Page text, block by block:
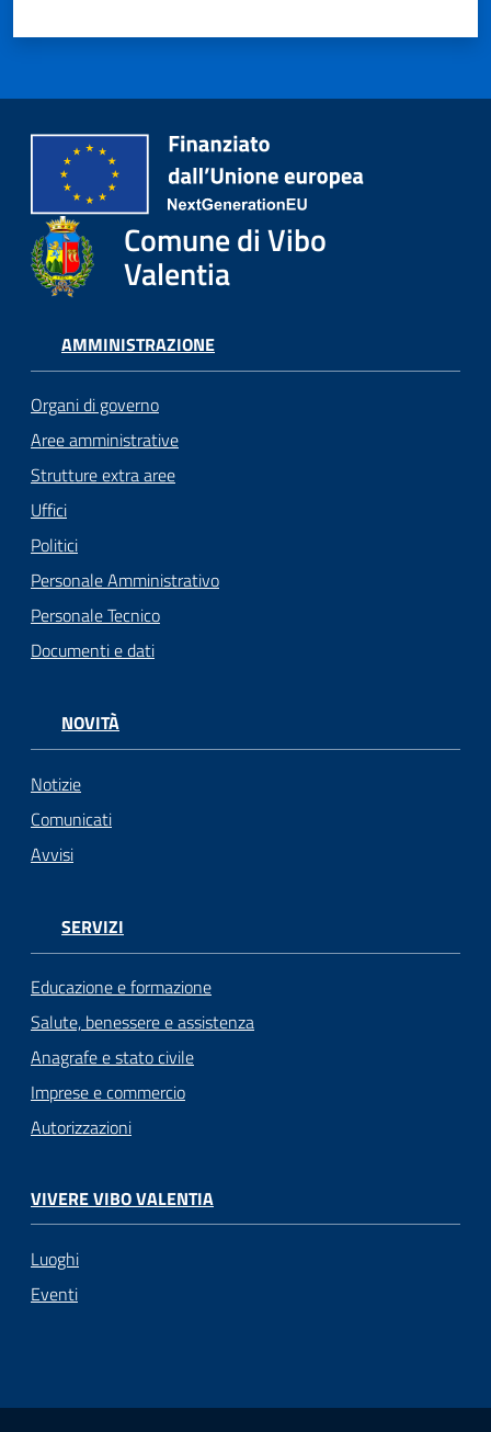
Comune di Vibo
Valentia
AMMINISTRAZIONE
Organi di governo
Aree amministrative
Strutture extra aree
Uffici
Politici
Personale Amministrativo
Personale Tecnico
Documenti e dati
NOVITÀ
Notizie
Comunicati
Avvisi
SERVIZI
Educazione e formazione
Salute, benessere e assistenza
Anagrafe e stato civile
Imprese e commercio
Autorizzazioni
VIVERE VIBO VALENTIA
Luoghi
Eventi